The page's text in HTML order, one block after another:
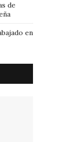
de
en